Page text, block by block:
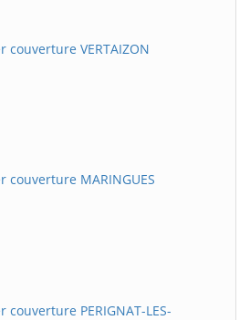
couverture VERTAIZON
couverture MARINGUES
PERIGNAT-LES-